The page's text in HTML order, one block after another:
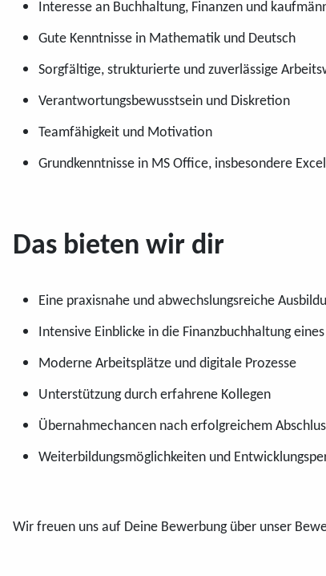
Interesse an Buchhaltung, Finanzen und
Gute Kenntnisse in Mathematik und Deutsch
Sorgfältige, strukturierte und zuverlässige
Verantwortungsbewusstsein und Diskretion
Teamfähigkeit und Motivation
Grundkenntnisse in MS Office, insbesondere
Das bieten wir dir
Eine praxisnahe und abwechslungsreiche
Intensive Einblicke in die Finanzbuchhaltung
Moderne Arbeitsplätze und digitale Prozesse
Unterstützung durch erfahrene Kollegen
Übernahmechancen nach erfolgreichem
Weiterbildungsmöglichkeiten und
Wir freuen uns auf Deine Bewerbung über unser